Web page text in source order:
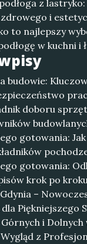
z
i
to najlepszy
w kuchni i
budowie:
doboru
gotowania:
gotowania:
krok po
–
Piękniejszego
i Dolnych
z